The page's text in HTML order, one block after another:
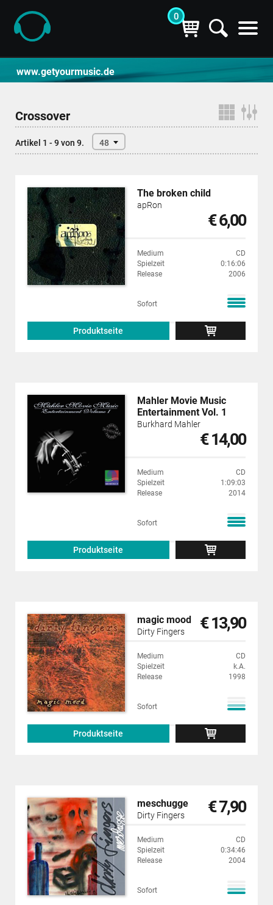
0
www.getyourmusic.de
Crossover
Artikel 1 - 9 von 9. 48
The broken child
apRon
€ 6,00
Medium
CD
Spielzeit
0:16:06
Release
2006
Sofort
Produktseite
Mahler Movie Music
Entertainment Vol. 1
Burkhard Mahler
€ 14,00
Medium
CD
Spielzeit
1:09:03
Release
2014
Sofort
Produktseite
magic mood
Dirty Fingers € 13,90
Medium
CD
Spielzeit
k.A.
Release
1998
Sofort
Produktseite
meschugge
Dirty Fingers € 7,90
Medium
CD
Spielzeit
0:34:46
Release
2004
Sofort